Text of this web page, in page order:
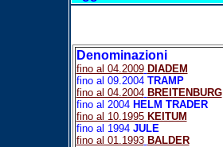
Denominazioni
fino al 04.2009 DIADEM
fino al 09.2004TRAMP
fino al 04.2004 BREITENBURG
fino al 2004HELM TRADER
fino al 10.1995 KEITUM
fino al 1994JULE
fino al 01.1993 BALDER